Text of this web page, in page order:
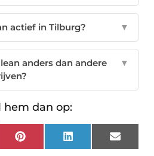
actief in Tilburg? ▼
anders dan andere
▼
hem dan op:
Pinterest LinkedIn Email